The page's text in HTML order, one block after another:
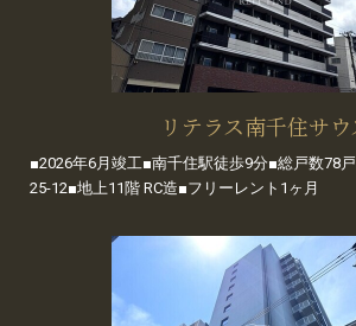
リテラス南千住サウ
■2026年6月竣工■南千住駅徒歩9分■総戸数78
25-12■地上11階 RC造■フリーレント1ヶ月